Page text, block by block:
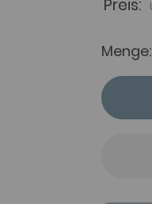
Preis:
Menge: